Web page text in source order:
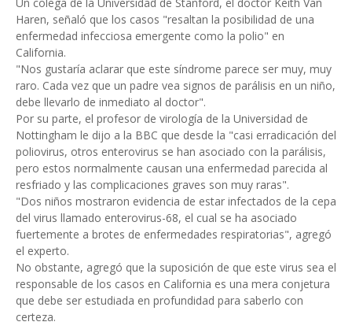
Haren, señaló que los casos "resaltan la posibilidad de una
enfermedad infecciosa emergente como la polio" en
California.
"Nos gustaría aclarar que este síndrome parece ser muy, muy
raro. Cada vez que un padre vea signos de parálisis en un niño,
debe llevarlo de inmediato al doctor".
Por su parte, el profesor de virología de la Universidad de
Nottingham le dijo a la BBC que desde la "casi erradicación del
poliovirus, otros enterovirus se han asociado con la parálisis,
pero estos normalmente causan una enfermedad parecida al
resfriado y las complicaciones graves son muy raras".
"Dos niños mostraron evidencia de estar infectados de la cepa
del virus llamado enterovirus-68, el cual se ha asociado
fuertemente a brotes de enfermedades respiratorias", agregó
el experto.
No obstante, agregó que la suposición de que este virus sea el
responsable de los casos en California es una mera conjetura
que debe ser estudiada en profundidad para saberlo con
certeza.